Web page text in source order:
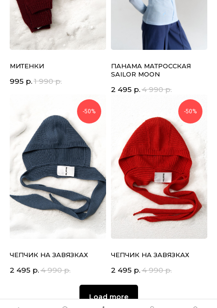
МИТЕНКИ
995 р. 1 990 р.
ПАНАМА МАТРОССКАЯ
SAILOR MOON
2 495 р. 4 990 р.
-50%
ЧЕПЧИК НА ЗАВЯЗКАХ
2 495 р. 4 990 р.
-50%
ЧЕПЧИК НА ЗАВЯЗКАХ
2 495 р. 4 990 р.
Load more